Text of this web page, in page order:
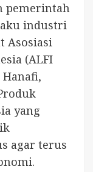
pemerintah
industri
Asosiasi
(ALFI
yang
agar terus